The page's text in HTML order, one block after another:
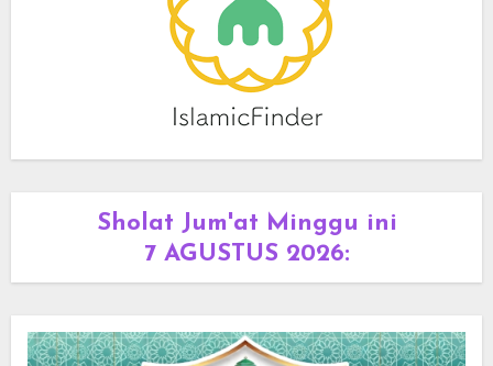
Sholat Jum'at Minggu ini
7 AGUSTUS 2026: